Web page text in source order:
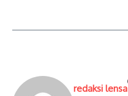
redaksi lensa